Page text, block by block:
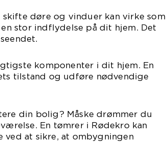
døre og vinduer kan virke som
stor indflydelse på dit hjem. Det
komponenter i dit hjem. En
tilstand og udføre nødvendige
din bolig? Måske drømmer du
En tømrer i Rødekro kan
at sikre, at ombygningen